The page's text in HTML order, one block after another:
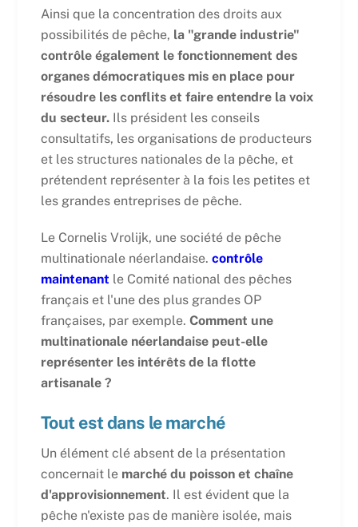
Ainsi que la concentration des droits aux
possibilités de pêche, la "grande industrie"
contrôle également le fonctionnement des
organes démocratiques mis en place pour
résoudre les conflits et faire entendre la voix
du secteur.Ils président les conseils
consultatifs, les organisations de producteurs
et les structures nationales de la pêche, et
prétendent représenter à la fois les petites et
les grandes entreprises de pêche.
Le Cornelis Vrolijk, une société de pêche
multinationale néerlandaise. contrôle
maintenant le Comité national des pêches
français et l'une des plus grandes OP
françaises, par exemple. Comment une
multinationale néerlandaise peut-elle
représenter les intérêts de la flotte
artisanale ?
Tout est dans le marché
Un élément clé absent de la présentation
concernait le marché du poisson et chaîne
d'approvisionnement. Il est évident que la
pêche n'existe pas de manière isolée, mais